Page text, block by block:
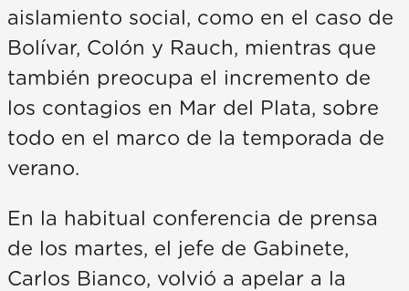
aislamiento social, como en el caso de
Bolívar, Colón y Rauch, mientras que
también preocupa el incremento de
los contagios en Mar del Plata, sobre
todo en el marco de la temporada de
verano.
En la habitual conferencia de prensa
de los martes, el jefe de Gabinete,
Carlos Bianco, volvió a apelar a la